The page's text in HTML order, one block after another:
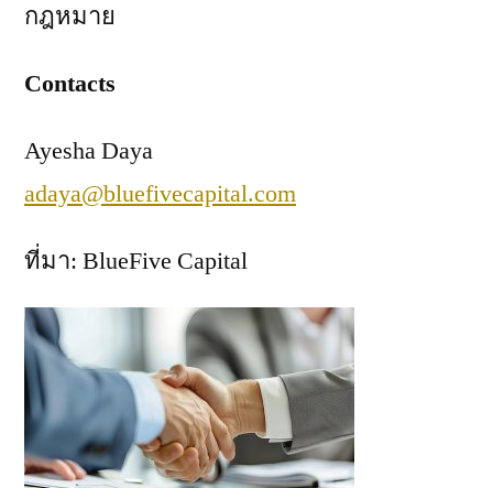
กฎหมาย
Contacts
Ayesha Daya
adaya@bluefivecapital.com
ที่มา: BlueFive Capital